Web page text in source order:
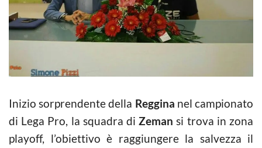
Inizio sorprendente della Reggina nel campionato
di Lega Pro, la squadra diZeman si trova in zona
playoff, l’obiettivo è raggiungere la salvezza il